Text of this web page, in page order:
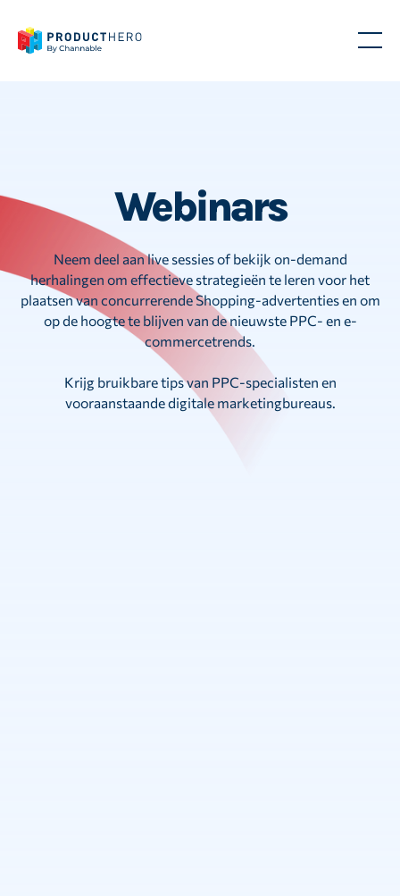
Webinars
Neem deel aan live sessies of bekijk on-demand
herhalingen om effectieve strategieën te leren voor het
plaatsen van concurrerende Shopping-advertenties en om
op de hoogte te blijven van de nieuwste PPC- en e-
commercetrends.
Krijg bruikbare tips van PPC-specialisten en
vooraanstaande digitale marketingbureaus.